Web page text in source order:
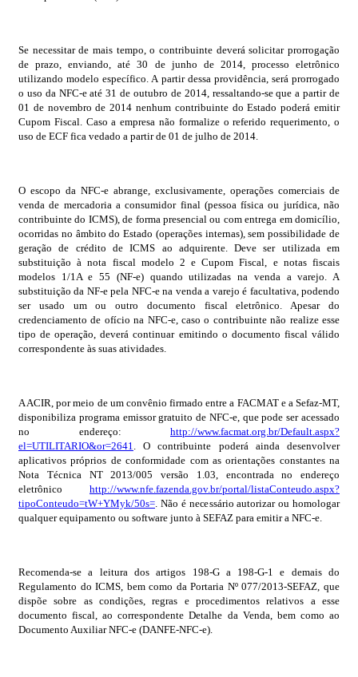
Se necessitar de mais tempo, o contribuinte deverá solicitar prorrogação
de prazo, enviando, até 30 de junho de 2014, processo eletrônico
utilizando modelo específico. A partir dessa providência, será prorrogado
o uso da NFC-e até 31 de outubro de 2014, ressaltando-se que a partir de
01 de novembro de 2014 nenhum contribuinte do Estado poderá emitir
Cupom Fiscal. Caso a empresa não formalize o referido requerimento, o
uso de ECF fica vedado a partir de 01 de julho de 2014.
O escopo da NFC-e abrange, exclusivamente, operações comerciais de
venda de mercadoria a consumidor final (pessoa física ou jurídica, não
contribuinte do ICMS), de forma presencial ou com entrega em domicílio,
ocorridas no âmbito do Estado (operações internas), sem possibilidade de
geração de crédito de ICMS ao adquirente. Deve ser utilizada em
substituição à nota fiscal modelo 2 e Cupom Fiscal, e notas fiscais
modelos 1/1A e 55 (NF-e) quando utilizadas na venda a varejo. A
substituição da NF-e pela NFC-e na venda a varejo é facultativa, podendo
ser usado um ou outro documento fiscal eletrônico. Apesar do
credenciamento de ofício na NFC-e, caso o contribuinte não realize esse
tipo de operação, deverá continuar emitindo o documento fiscal válido
correspondente às suas atividades.
A ACIR, por meio de um convênio firmado entre a FACMAT e a Sefaz-MT,
disponibiliza programa emissor gratuito de NFC-e, que pode ser acessado
no endereço: http://www.facmat.org.br/Default.aspx?
el=UTILITARIO&or=2641
. O contribuinte poderá ainda desenvolver
aplicativos próprios de conformidade com as orientações constantes na
Nota Técnica NT 2013/005 versão 1.03, encontrada no endereço
eletrônico http://www.nfe.fazenda.gov.br/portal/listaConteudo.aspx?
tipoConteudo=tW+YMyk/50s= . Não é necessário autorizar ou homologar
qualquer equipamento ou software junto à SEFAZ para emitir a NFC-e.
Recomenda-se a leitura dos artigos 198-G a 198-G-1 e demais do
Regulamento do ICMS, bem como da Portaria Nº 077/2013-SEFAZ, que
dispõe sobre as condições, regras e procedimentos relativos a esse
documento fiscal, ao correspondente Detalhe da Venda, bem como ao
Documento Auxiliar NFC-e (DANFE-NFC-e).